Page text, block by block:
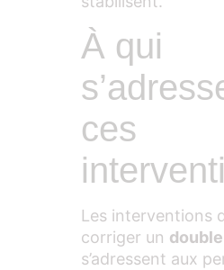
À qui
ces
Les interventions
corriger un
s’adressent aux